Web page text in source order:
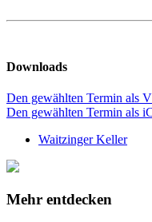
Downloads
Den gewählten Termin als
Den gewählten Termin als
Waitzinger Keller
Mehr entdecken